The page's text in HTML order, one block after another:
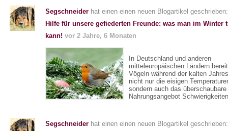
Segschneider hat einen einen neuen Blogartikel geschrieben:
Hilfe für unsere gefiederten Freunde: was man im Winter
kann! vor 2 Jahre, 6 Monaten
In Deutschland und anderen
mitteleuropäischen Ländern
Vögeln während der kalten
nicht nur die eisigen
sondern auch das überschaubare
Nahrungsangebot
Segschneider hat einen einen neuen Blogartikel geschrieben: